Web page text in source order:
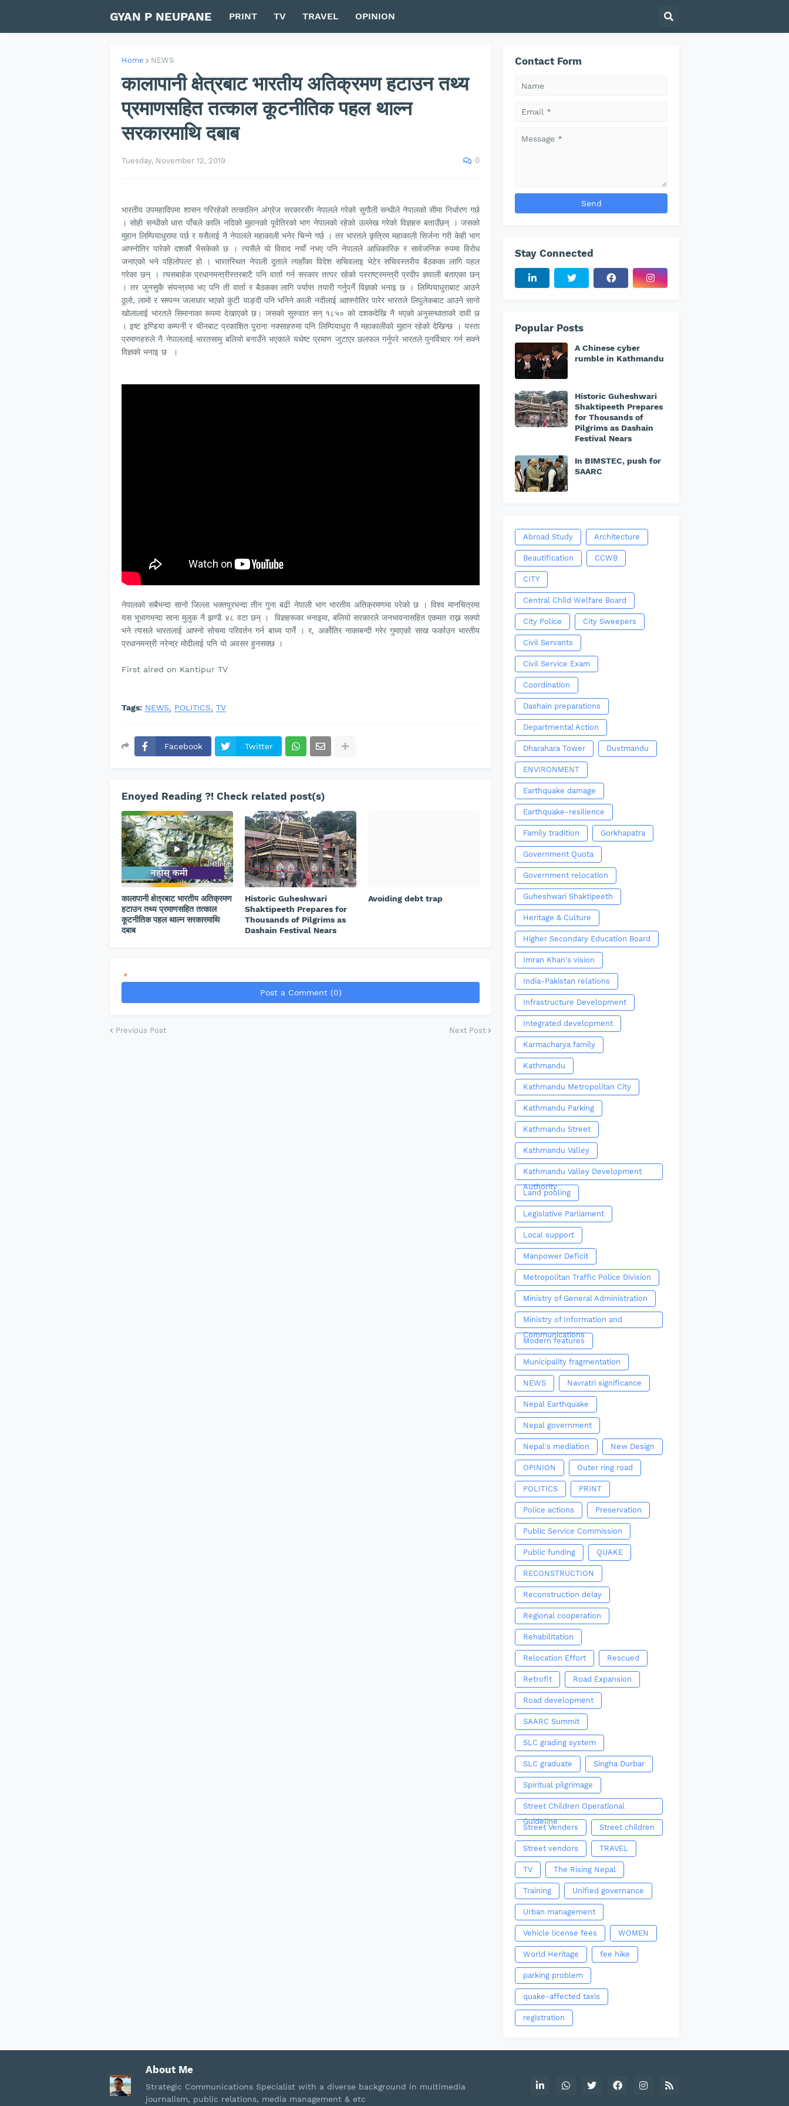
GYAN P NEUPANE PRINT TV TRAVEL OPINION
Home NEWS
कालापानी क्षेत्रबाट भारतीय अतिक्रमण हटाउन तथ्य
प्रमाणसहित तत्काल कूटनीतिक पहल थाल्न
सरकारमाथि दबाब
Tuesday, November 12, 2019 0
भारतीय उपमहादिपमा शासन गरिरहेको तत्कालिन अंग्रेज सरकारसँग नेपालले गरेको सुगौली सन्धीले नेपालको सीमा निर्धारण गर्छ
। सोही सन्धीको धारा पाँचले कालि नदिको मुहानको पूर्वतिरको भाग नेपालको रहेको उल्लेख गरेको विज्ञहरु बताउँछन् । जसको
मुहान लिम्पियाधुरामा पर्छ र यसैलाई नै नेपालले महाकाली भनेर चिन्ने गर्छ । तर भारतले कृत्रिम महाकाली सिर्जना गरी केही भाग
आफ्नोतिर पारेको दशकौं भैसकेको छ । त्यसैले यो विवाद नयाँ नभए पनि नेपालले आधिकारिक र सार्वजनिक रुपमा विरोध
जनाएको भने पहिलोपल्ट हो । भारतस्थित नेपाली दूताले त्यहाँका विदेश सचिवलाइ भेटेर सचिवस्तरीय बैठकका लागि पहल
गरेका छन् । त्यसबाहेक प्रधानमन्त्रीस्तरबाटै पनि वार्ता गर्न सरकार तत्पर रहेको परराष्ट्रमन्त्री प्रदीप ज्ञवाली बताएका छन्
। तर जुनसुकै संयन्त्रमा भए पनि ती वार्ता र बैठकका लागि पर्याप्त तयारी गर्नुपर्ने विज्ञको भनाइ छ । लिम्पियाधुराबाट आउने
ठूलो, लामो र सम्पन्न जलाधार भएको कुटी याङ्दी पनि भनिने काली नदीलाई आाफ्नोतिर पारेर भारतले लिपुलेकबाट आउने सानो
खोलालाई भारतले सिमानाका रूपमा देखाएको छ। जसको सुरुवात सन् १८५० को दशकदेखि नै भएको अनुसन्धाताको दावी छ
। इष्ट इण्डिया कम्पनी र चीनबाट प्रकाशित पुराना नक्साहरुमा पनि लिम्पियाधुरा नै महाकालीको मुहान रहेको देखिन्छ । यस्ता
प्रमाणहरुले नै नेपाललाई भारतसामु बलियो बनाउँने भएकाले यथेष्ट प्रमाण जुटाएर छलफल गर्नुपरे भारतले पुनर्विचार गर्न सक्ने
विज्ञको भनाइ छ ।
नेपालको सबैभन्दा सानो जिल्ला भक्तपुरभन्दा तीन गुना बढी नेपाली भाग भारतीय अतिक्रमणमा परेको छ । विश्व मानचित्रमा
यस भूभागभन्दा साना मुलुक नै झण्डै ४८ वटा छन् । विज्ञहरूका भनाइमा, बलियो सरकारले जनभावनासहित एकमत राख्न सक्यो
भने त्यसले भारतलाई आफ्नो सोचमा परिवर्तन गर्न बाध्य पार्ने । र, अर्कोतिर नाकाबन्दी गरेर गुमाएको साख फर्काउन भारतीय
प्रधानमन्त्री नरेन्द्र मोदीलाई पनि यो अवसर हुनसक्छ ।
First aired on Kantipur TV
Tags: NEWS POLITICS TV
Facebook Twitter
Enoyed Reading ?! Check related post(s)
कालापानी क्षेत्रबाट भारतीय अतिक्रमण
हटाउन तथ्य प्रमाणसहित तत्काल
कूटनीतिक पहल थाल्न सरकारमाथि
दबाब
Historic Guheshwari
Shaktipeeth Prepares for
Thousands of Pilgrims as
Dashain Festival Nears
Avoiding debt trap
*
Post a Comment (0)
Previous Post Next Post
Contact Form
Stay Connected
Popular Posts
A Chinese cyber
rumble in Kathmandu
Historic Guheshwari
Shaktipeeth Prepares
for Thousands of
Pilgrims as Dashain
Festival Nears
In BIMSTEC, push for
SAARC
Abroad Study Architecture
Beautification CCWB
CITY
Central Child Welfare Board
City Police City Sweepers
Civil Servants
Civil Service Exam
Coordination
Dashain preparations
Departmental Action
Dharahara Tower Dustmandu
ENVIRONMENT
Earthquake damage
Earthquake-resilience
Family tradition Gorkhapatra
Government Quota
Government relocation
Guheshwari Shaktipeeth
Heritage & Culture
Higher Secondary Education Board
Imran Khan's vision
India-Pakistan relations
Infrastructure Development
Integrated development
Karmacharya family
Kathmandu
Kathmandu Metropolitan City
Kathmandu Parking
Kathmandu Street
Kathmandu Valley
Kathmandu Valley Development
Authority
Land pooling
Legislative Parliament
Local support
Manpower Deficit
Metropolitan Traffic Police Division
Ministry of General Administration
Ministry of Information and
Communications
Modern features
Municipality fragmentation
NEWS Navratri significance
Nepal Earthquake
Nepal government
Nepal's mediation New Design
OPINION Outer ring road
POLITICS PRINT
Police actions Preservation
Public Service Commission
Public funding QUAKE
RECONSTRUCTION
Reconstruction delay
Regional cooperation
Rehabilitation
Relocation Effort Rescued
Retrofit Road Expansion
Road development
SAARC Summit
SLC grading system
SLC graduate Singha Durbar
Spiritual pilgrimage
Street Children Operational
Guideline
Street Venders Street children
Street vendors TRAVEL
TV The Rising Nepal
Training Unified governance
Urban management
Vehicle license fees WOMEN
World Heritage fee hike
parking problem
quake-affected taxis
registration
About Me
Strategic Communications Specialist with a diverse background in multimedia
journalism, public relations, media management & etc